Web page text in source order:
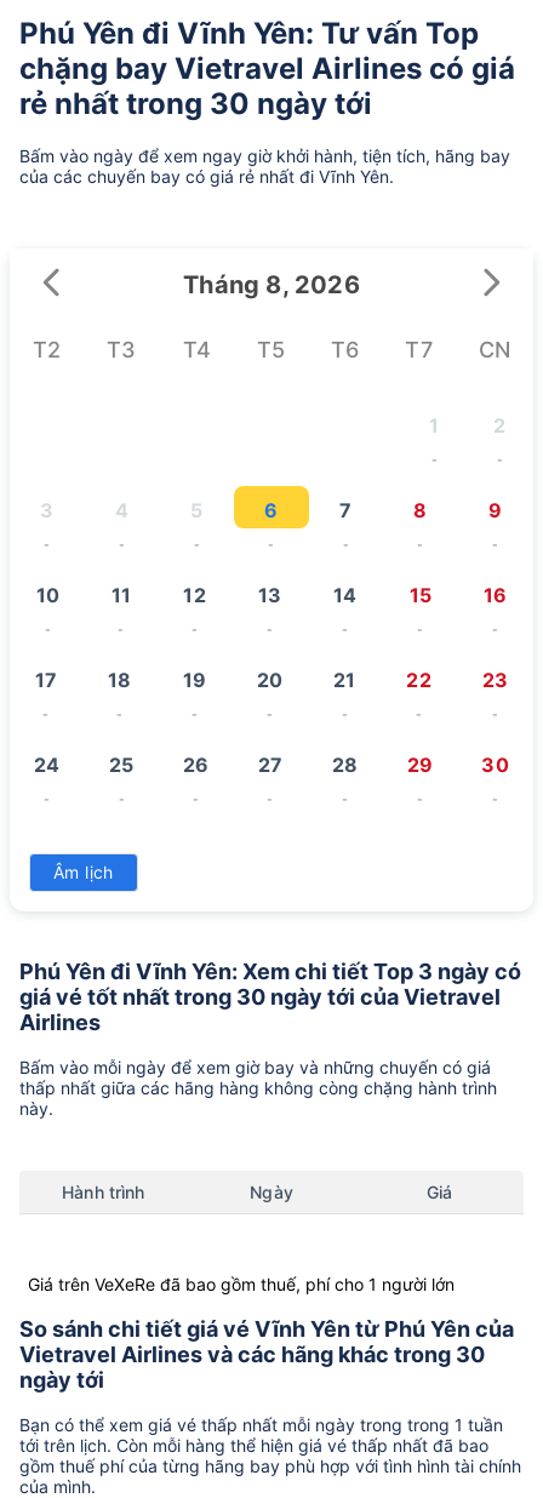
Phú Yên đi Vĩnh Yên: Tư vấn Top
chặng bay Vietravel Airlines có giá
rẻ nhất trong 30 ngày tới
Bấm vào ngày để xem ngay giờ khởi hành, tiện tích, hãng bay
của các chuyến bay có giá rẻ nhất đi Vĩnh Yên.
Tháng 8, 2026
T2 T3 T4 T5 T6 T7 CN
1
-
2
-
3
-
4
-
5
-
6
-
7
-
8
-
9
-
10
-
11
-
12
-
13
-
14
-
15
-
16
-
17
-
18
-
19
-
20
-
21
-
22
-
23
-
24
-
25
-
26
-
27
-
28
-
29
-
30
-
31
Âm lịch
Phú Yên đi Vĩnh Yên: Xem chi tiết Top 3 ngày có
giá vé tốt nhất trong 30 ngày tới của Vietravel
Airlines
Bấm vào mỗi ngày để xem giờ bay và những chuyến có giá
thấp nhất giữa các hãng hàng không còng chặng hành trình
này.
Hành trình Ngày Giá
Giá trên VeXeRe đã bao gồm thuế, phí cho 1 người lớn
So sánh chi tiết giá vé Vĩnh Yên từ Phú Yên của
Vietravel Airlines và các hãng khác trong 30
ngày tới
Bạn có thể xem giá vé thấp nhất mỗi ngày trong trong 1 tuần
tới trên lịch. Còn mỗi hàng thể hiện giá vé thấp nhất đã bao
gồm thuế phí của từng hãng bay phù hợp với tình hình tài chính
của mình.